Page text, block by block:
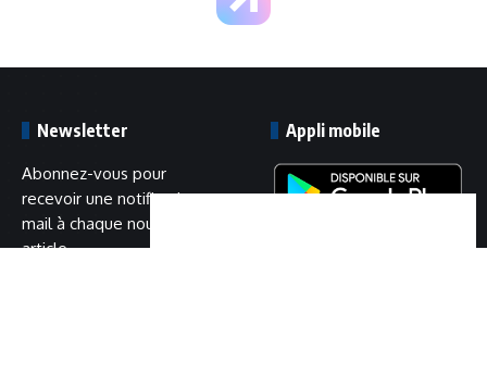
Newsletter
Abonnez-vous pour
recevoir une notification
mail à chaque nouvel
article.
Appli mobile